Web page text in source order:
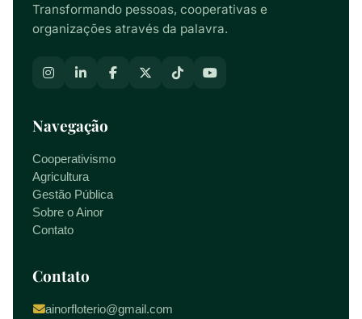
Transformando pessoas, cooperativas e
organizações através da palavra.
Navegação
Cooperativismo
Agricultura
Gestão Pública
Sobre o Ainor
Contato
Contato
ainorfloterio@gmail.com